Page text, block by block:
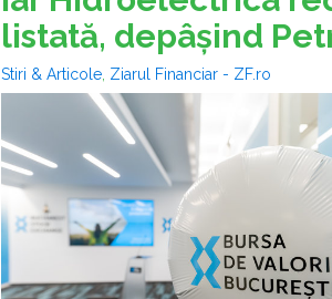
listată, depâşind
Stiri & Articole Ziarul Financiar - ZF.ro